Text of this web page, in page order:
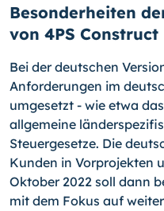
Besonderheiten
von 4PS Construct
Bei der deutschen
Anforderungen im
umgesetzt - wie etwa
allgemeine
Steuergesetze. Die
Kunden in Vorprojekten
Oktober 2022 soll dann
mit dem Fokus auf